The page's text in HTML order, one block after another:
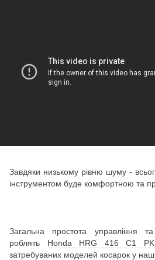
Завдяки низькому рівню шуму -
інструментом буде комфортною та
Загальна простота управління та
роблять Honda HRG 416 C1
затребуваних моделей косарок у наш